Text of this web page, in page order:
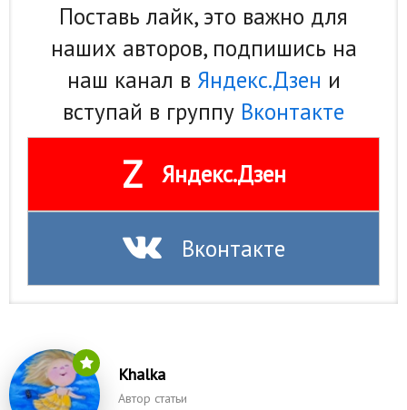
Поставь лайк, это важно для
наших авторов, подпишись на
наш канал в Яндекс.Дзен и
вступай в группу Вконтакте
Z Яндекс.Дзен
Вконтакте
Khalka
Автор статьи